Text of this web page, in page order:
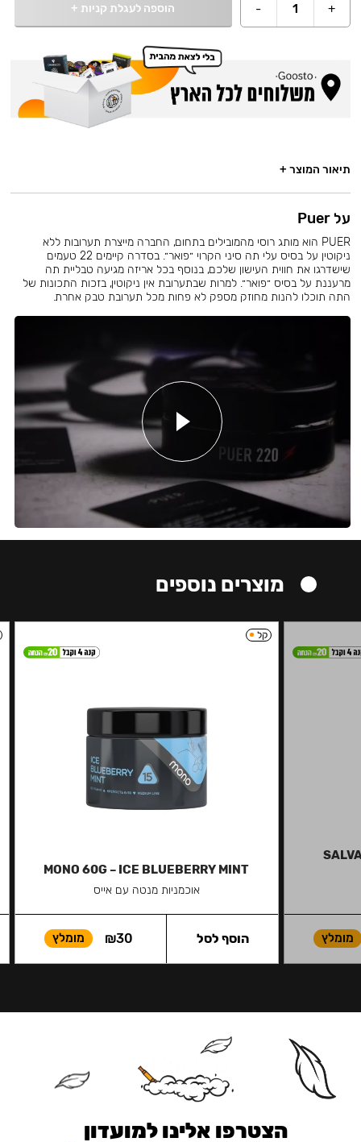
+
1
- הוספה לעגלת קניות +
תיאור המוצר +
על Puer
PUER הוא מותג רוסי מהמובילים בתחום, החברה מייצרת תערובות ללא
ניקוטין על בסיס עלי תה סיני הקרוי ״פואר״. בסדרה קיימים 22 טעמים
שישדרגו את חווית העישון שלכם, בנוסף בכל אריזה מגיעה טבליית תה
מרעננת על בסיס ״פואר״. למרות שבתערובת אין ניקוטין, בזכות התכונות של
התה תוכלו להנות מחוזק מספק לא פחות מכל תערובת טבק אחרת.
מוצרים נוספים
מומלץ
קל
MONO 60G – ICE BLUEBERRY MINT
אוכמניות מנטה עם אייס
₪30 מומלץ הוסף לסל
הצטרפו אלינו למועדון